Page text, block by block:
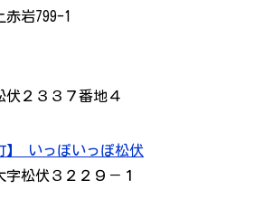
岩799-1
伏２３３７番地４
】 いっぽいっぽ松伏
松伏３２２９－１